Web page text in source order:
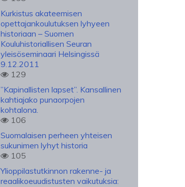
Kurkistus akateemisen
opettajankoulutuksen lyhyeen
historiaan – Suomen
Kouluhistoriallisen Seuran
yleisöseminaari Helsingissä
9.12.2011
129
”Kapinallisten lapset”. Kansallinen
kahtiajako punaorpojen
kohtalona.
106
Suomalaisen perheen yhteisen
sukunimen lyhyt historia
105
Ylioppilastutkinnon rakenne- ja
reaalikoeuudistusten vaikutuksia: